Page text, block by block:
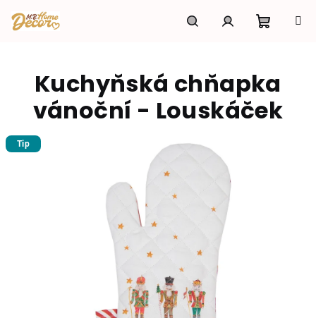
obsah
košík
Kuchyňská chňapka
vánoční - Louskáček
Tip